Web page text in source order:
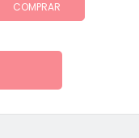
COMPRAR